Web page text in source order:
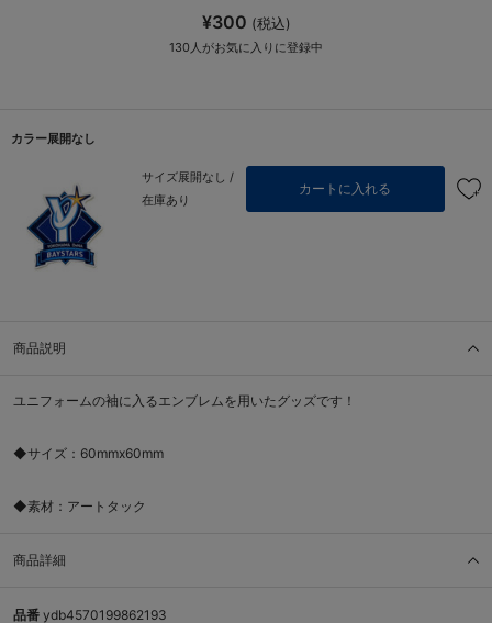
¥300 (税込)
130 人がお気に入りに登録中
カラー展開なし
サイズ展開なし /
在庫あり
カートに入れる
商品説明
ユニフォームの袖に入るエンブレムを用いたグッズです！
◆サイズ：60mmx60mm
◆素材：アートタック
商品詳細
品番 ydb4570199862193